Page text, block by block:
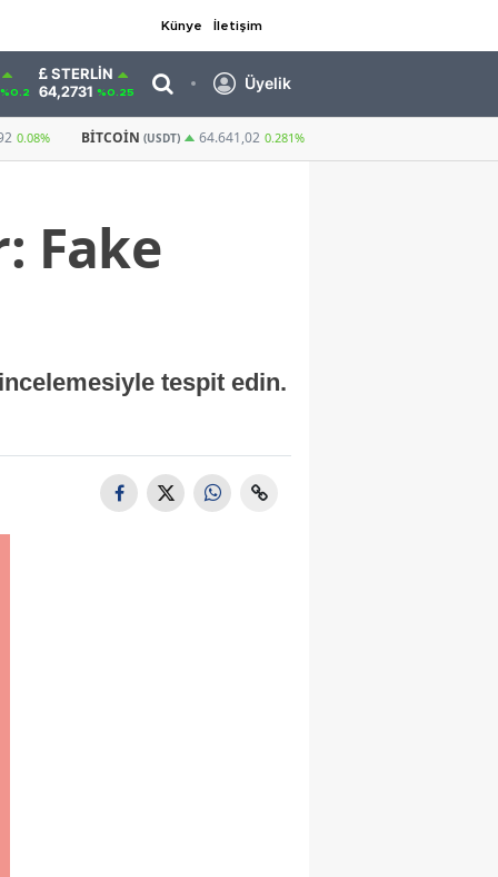
Künye İletişim
%0.2
STERLIN
64,2731 %0.25 Üyelik
64.641,02 0.281% GRAM ALTIN 6.571,96 1,17%
Fake
tespit edin.